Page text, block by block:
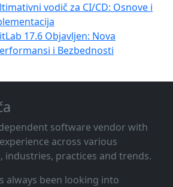
vodič za CI/CD: Osnove i
17.6 Objavljen: Nova
i Bezbednosti
software vendor with
across various
industries, practices and trends.
always been looking into